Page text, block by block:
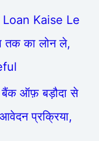
Kaise Le
तक का लोन ले,
ऑफ़ बड़ौदा से
प्रक्रिया,